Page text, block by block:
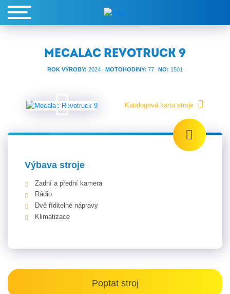
MECALAC REVOTRUCK 9
ROK VÝROBY:2024 MOTOHODINY: 77 NO: 1501
Katalogová karta stroje
Výbava stroje
Zadní a přední kamera
Rádio
Dvě říditelné nápravy
Klimatizace
Poptat stroj